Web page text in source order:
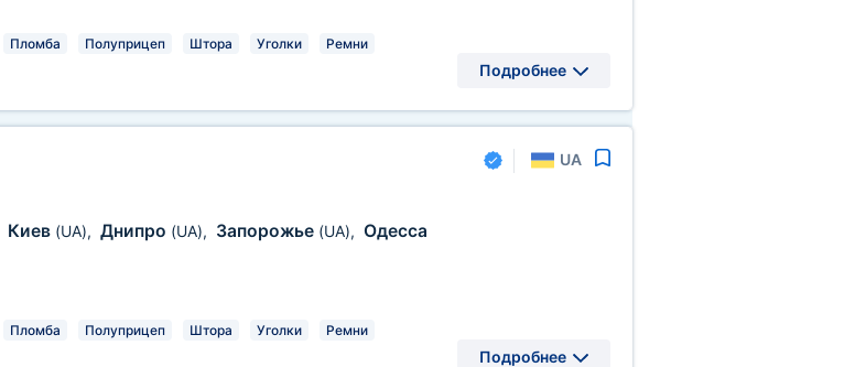
Пломба Полуприцеп Штора Уголки Ремни
Подробнее
UA
Киев (UA), Днипро (UA), Запорожье (UA), Одесса
Пломба Полуприцеп Штора Уголки Ремни
Подробнее